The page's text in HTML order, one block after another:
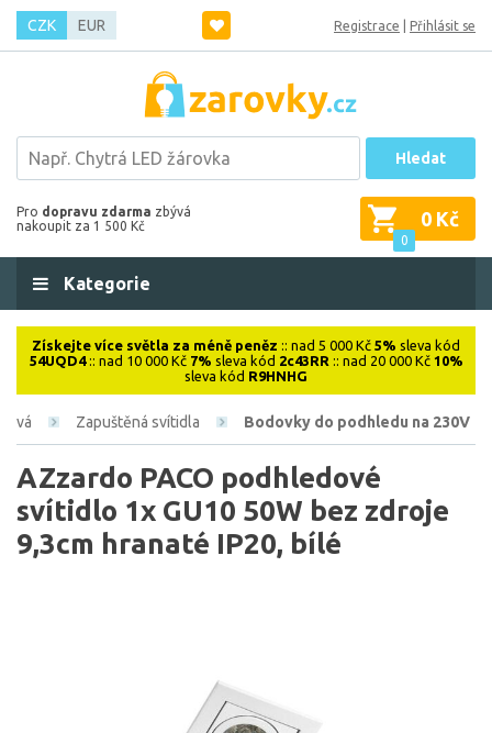
CZK EUR Registrace Přihlásit se
Hledat
Pro dopravu zdarma zbývá
nakoupit za 1 500 Kč
0
0 Kč
Kategorie
Získejte více světla za méně peněz :: nad 5 000 Kč 5% sleva kód
54UQD4:: nad 10 000 Kč 7% sleva kód 2c43RR :: nad 20 000 Kč 10%
sleva kód R9HNHG
Zapuštěná svítidla Bodovky do podhledu na 230V
AZzardo PACO podhledové
svítidlo 1x GU10 50W bez zdroje
9,3cm hranaté IP20, bílé